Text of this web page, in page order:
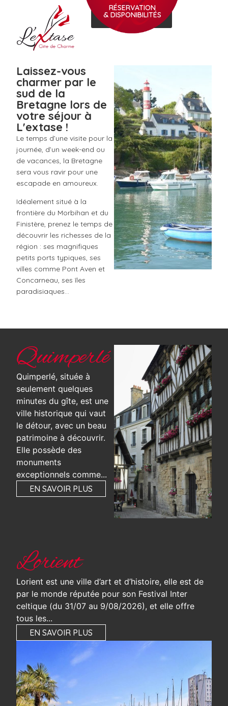
RÉSERVATION
& DISPONIBILITÉS
Laissez-vous
charmer par le
sud de la
Bretagne lors de
votre séjour à
L'extase !
Le temps d’une visite pour la
journée, d’un week-end ou
de vacances, la Bretagne
sera vous ravir pour une
escapade en amoureux.
Idéalement situé à la
frontière du Morbihan et du
Finistère, prenez le temps de
découvrir les richesses de la
région : ses magnifiques
petits ports typiques, ses
villes comme Pont Aven et
Concarneau, ses îles
paradisiaques…
Quimperlé
Quimperlé, située à
seulement quelques
minutes du gîte, est une
ville historique qui vaut
le détour, avec un beau
patrimoine à découvrir.
Elle possède des
monuments
exceptionnels comme...
EN SAVOIR PLUS
Lorient
Lorient est une ville d’art et d’histoire, elle est de
par le monde réputée pour son Festival Inter
celtique (du 31/07 au 9/08/2026), et elle offre
tous les...
EN SAVOIR PLUS